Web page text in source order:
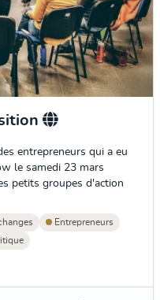
entrepreneurs qui a eu
le samedi 23 mars
petits groupes d'action
Entrepreneurs